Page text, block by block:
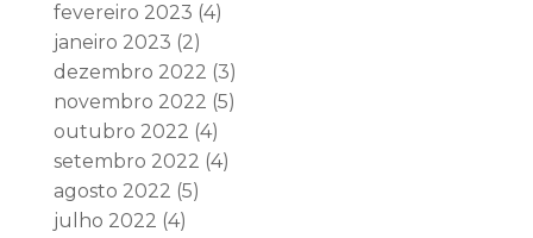
fevereiro 2023 (4)
janeiro 2023 (2)
dezembro 2022 (3)
novembro 2022 (5)
outubro 2022 (4)
setembro 2022 (4)
agosto 2022 (5)
julho 2022 (4)